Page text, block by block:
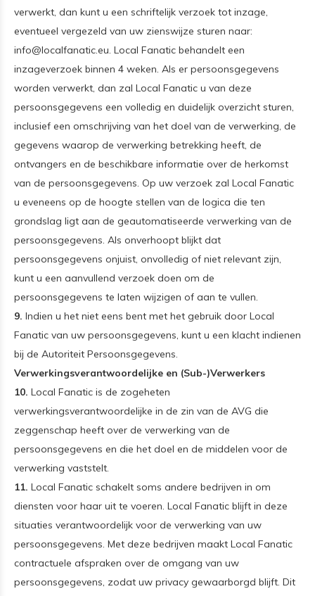
verwerkt, dan kunt u een schriftelijk verzoek tot inzage,
eventueel vergezeld van uw zienswijze sturen naar:
info@localfanatic.eu. Local Fanatic behandelt een
inzageverzoek binnen 4 weken. Als er persoonsgegevens
worden verwerkt, dan zal Local Fanatic u van deze
persoonsgegevens een volledig en duidelijk overzicht sturen,
inclusief een omschrijving van het doel van de verwerking, de
gegevens waarop de verwerking betrekking heeft, de
ontvangers en de beschikbare informatie over de herkomst
van de persoonsgegevens. Op uw verzoek zal Local Fanatic
u eveneens op de hoogte stellen van de logica die ten
grondslag ligt aan de geautomatiseerde verwerking van de
persoonsgegevens. Als onverhoopt blijkt dat
persoonsgegevens onjuist, onvolledig of niet relevant zijn,
kunt u een aanvullend verzoek doen om de
persoonsgegevens te laten wijzigen of aan te vullen.
9. Indien u het niet eens bent met het gebruik door Local
Fanatic van uw persoonsgegevens, kunt u een klacht indienen
bij de Autoriteit Persoonsgegevens.
Verwerkingsverantwoordelijke en (Sub-)Verwerkers
10. Local Fanatic is de zogeheten
verwerkingsverantwoordelijke in de zin van de AVG die
zeggenschap heeft over de verwerking van de
persoonsgegevens en die het doel en de middelen voor de
verwerking vaststelt.
11. Local Fanatic schakelt soms andere bedrijven in om
diensten voor haar uit te voeren. Local Fanatic blijft in deze
situaties verantwoordelijk voor de verwerking van uw
persoonsgegevens. Met deze bedrijven maakt Local Fanatic
contractuele afspraken over de omgang van uw
persoonsgegevens, zodat uw privacy gewaarborgd blijft. Dit